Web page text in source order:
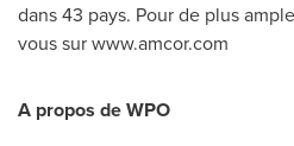
dans 43 pays. Pour de plus
vous sur www.amcor.com
A propos de WPO